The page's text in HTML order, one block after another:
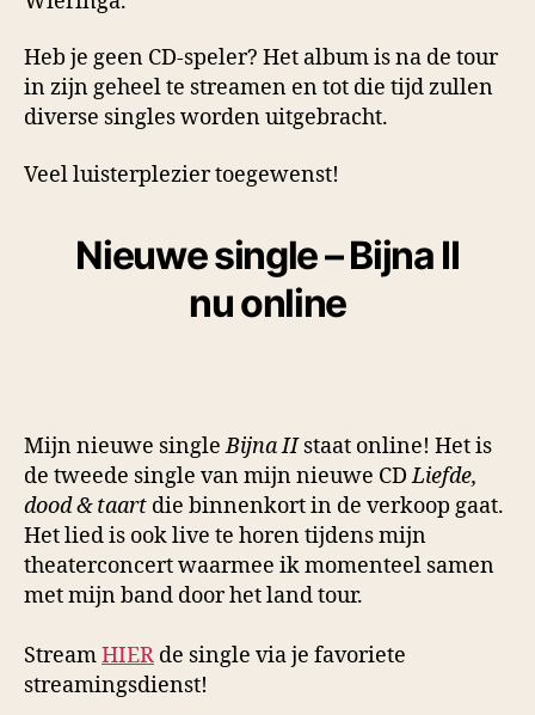
Heb je geen CD-speler? Het album is na de tour
in zijn geheel te streamen en tot die tijd zullen
diverse singles worden uitgebracht.
Veel luisterplezier toegewenst!
Nieuwe single – Bijna II
nu online
Mijn nieuwe singleBijna IIstaat online! Het is
de tweede single van mijn nieuwe CDLiefde,
dood & taart die binnenkort in de verkoop gaat.
Het lied is ook live te horen tijdens mijn
theaterconcert waarmee ik momenteel samen
met mijn band door het land tour.
StreamHIER de single via je favoriete
streamingsdienst!